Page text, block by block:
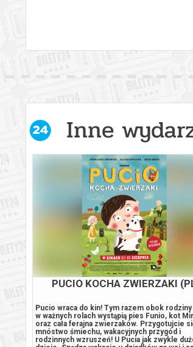
Inne
na
PUCIO KOCHA ZWIERZAKI
Pucio wraca do kin! Tym razem obok rodziny
w ważnych rolach wystąpią pies Funio, kot
oraz cała ferajna zwierzaków. Przygotujcie
mnóstwo śmiechu, wakacyjnych przygód i
rodzinnych wzruszeń! U Pucia jak zwykle